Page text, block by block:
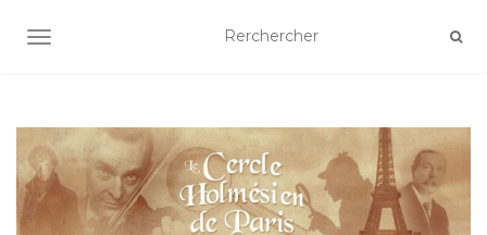
AFFICHER/MASQUER LA NAVIGATION